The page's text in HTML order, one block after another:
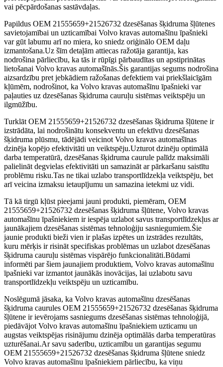
vai pēcpārdošanas sastāvdaļas.
Papildus OEM 21555659+21526732 dzesēšanas šķidruma šļūtenes
savietojamībai un uzticamībai Volvo kravas automašīnu īpašnieki
var gūt labumu arī no miera, ko sniedz oriģinālo OEM daļu
izmantošana.Uz šīm detaļām attiecas ražotāja garantija, kas
nodrošina pārliecību, ka tās ir rūpīgi pārbaudītas un apstiprinātas
lietošanai Volvo kravas automašīnās.Šis garantijas segums nodrošina
aizsardzību pret jebkādiem ražošanas defektiem vai priekšlaicīgām
kļūmēm, nodrošinot, ka Volvo kravas automašīnu īpašnieki var
paļauties uz dzesēšanas šķidruma cauruļu sistēmas veiktspēju un
ilgmūžību.
Turklāt OEM 21555659+21526732 dzesēšanas šķidruma šļūtene ir
izstrādāta, lai nodrošinātu konsekventu un efektīvu dzesēšanas
šķidruma plūsmu, tādējādi veicinot Volvo kravas automašīnas
dzinēja kopējo efektivitāti un veiktspēju.Uzturot dzinēju optimālā
darba temperatūrā, dzesēšanas šķidruma caurule palīdz maksimāli
palielināt degvielas efektivitāti un samazināt ar pārkaršanu saistītu
problēmu risku.Tas ne tikai uzlabo transportlīdzekļa veiktspēju, bet
arī veicina izmaksu ietaupījumu un samazina ietekmi uz vidi.
Tā kā tirgū kļūst pieejami jauni produkti, piemēram, OEM
21555659+21526732 dzesēšanas šķidruma šļūtene, Volvo kravas
automašīnu īpašniekiem ir iespēja uzlabot savus transportlīdzekļus ar
jaunākajiem dzesēšanas sistēmas tehnoloģiju sasniegumiem.Šie
jaunie produkti bieži vien ir plašas izpētes un izstrādes rezultāts,
kuru mērķis ir risināt specifiskas problēmas un uzlabot dzesēšanas
šķidruma cauruļu sistēmas vispārējo funkcionalitāti.Būdami
informēti par šiem jaunajiem produktiem, Volvo kravas automašīnu
īpašnieki var izmantot jaunākās inovācijas, lai uzlabotu savu
transportlīdzekļu veiktspēju un uzticamību.
Noslēgumā jāsaka, ka Volvo kravas automašīnu dzesēšanas
šķidruma caurules OEM 21555659+21526732 dzesēšanas šķidruma
šļūtene ir ievērojams sasniegums dzesēšanas sistēmas tehnoloģijā,
piedāvājot Volvo kravas automašīnu īpašniekiem uzticamu un
augstas veiktspējas risinājumu dzinēja optimālās darba temperatūras
uzturēšanai.Ar savu saderību, uzticamību un garantijas segumu
OEM 21555659+21526732 dzesēšanas šķidruma šļūtene sniedz
Volvo kravas automašīnu īpašniekiem pārliecību, ka viņu